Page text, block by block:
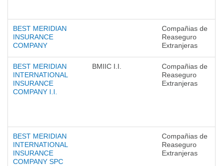
BEST MERIDIAN
INSURANCE
COMPANY
Compañias de
Reaseguro
Extranjeras
BEST MERIDIAN
INTERNATIONAL
INSURANCE
COMPANY I.I.
BMIIC I.I.
Compañias de
Reaseguro
Extranjeras
BEST MERIDIAN
INTERNATIONAL
INSURANCE
COMPANY SPC
Compañias de
Reaseguro
Extranjeras